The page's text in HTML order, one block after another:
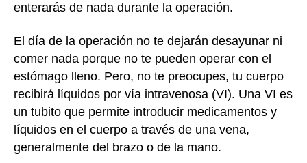
enterarás de nada durante la operación.
El día de la operación no te dejarán desayunar ni
comer nada porque no te pueden operar con el
estómago lleno. Pero, no te preocupes, tu cuerpo
recibirá líquidos por vía intravenosa (VI). Una VI es
un tubito que permite introducir medicamentos y
líquidos en el cuerpo a través de una vena,
generalmente del brazo o de la mano.